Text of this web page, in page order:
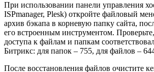
При использовании панели управления
ISPmanager, Plesk) откройте файловый
архив бэкапа в корневую папку сайта,
его встроенным инструментом.
доступа к файлам и папкам
Битрикс: для папок – 755, для файлов –
После восстановления файлов очистите